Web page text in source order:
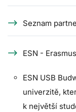
Seznam
ESN -
ESN USB
univerzitě,
k největší